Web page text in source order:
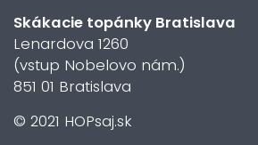
Skákacie topánky Bratislava
Lenardova 1260
(vstup Nobelovo nám.)
851 01 Bratislava
© 2021 HOPsaj.sk